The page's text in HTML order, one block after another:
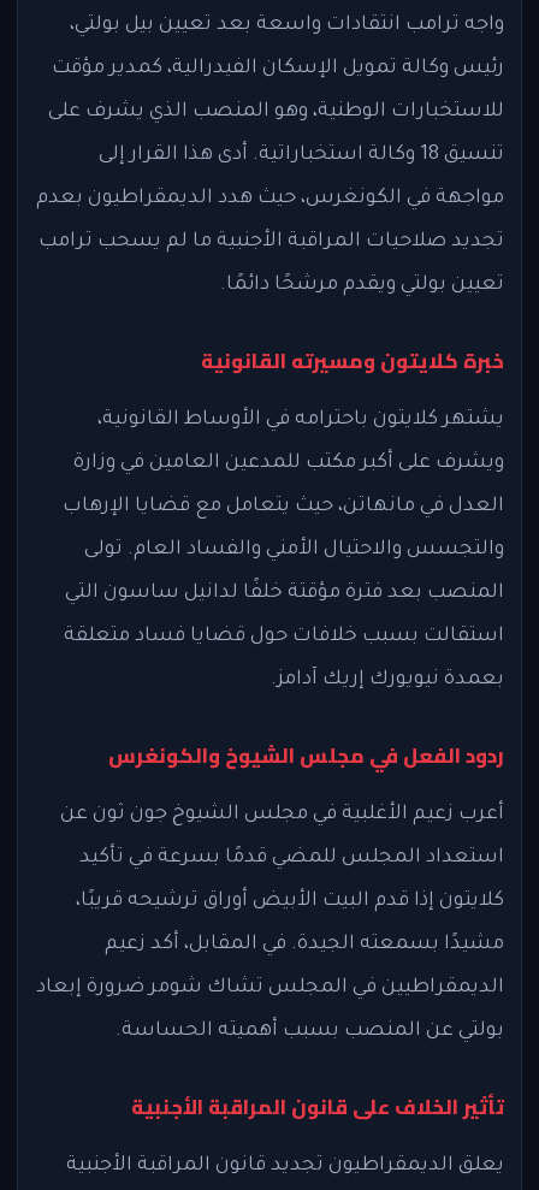
واجه ترامب انتقادات واسعة بعد تعيين بيل بولتي،
رئيس وكالة تمويل الإسكان الفيدرالية، كمدير مؤقت
للاستخبارات الوطنية، وهو المنصب الذي يشرف على
تنسيق 18 وكالة استخباراتية. أدى هذا القرار إلى
مواجهة في الكونغرس، حيث هدد الديمقراطيون بعدم
تجديد صلاحيات المراقبة الأجنبية ما لم يسحب ترامب
تعيين بولتي ويقدم مرشحًا دائمًا.
خبرة كلايتون ومسيرته القانونية
يشتهر كلايتون باحترامه في الأوساط القانونية،
ويشرف على أكبر مكتب للمدعين العامين في وزارة
العدل في مانهاتن، حيث يتعامل مع قضايا الإرهاب
والتجسس والاحتيال الأمني والفساد العام. تولى
المنصب بعد فترة مؤقتة خلفًا لدانيل ساسون التي
استقالت بسبب خلافات حول قضايا فساد متعلقة
بعمدة نيويورك إريك آدامز.
ردود الفعل في مجلس الشيوخ والكونغرس
أعرب زعيم الأغلبية في مجلس الشيوخ جون ثون عن
استعداد المجلس للمضي قدمًا بسرعة في تأكيد
كلايتون إذا قدم البيت الأبيض أوراق ترشيحه قريبًا،
مشيدًا بسمعته الجيدة. في المقابل، أكد زعيم
الديمقراطيين في المجلس تشاك شومر ضرورة إبعاد
بولتي عن المنصب بسبب أهميته الحساسة.
تأثير الخلاف على قانون المراقبة الأجنبية
يعلق الديمقراطيون تجديد قانون المراقبة الأجنبية